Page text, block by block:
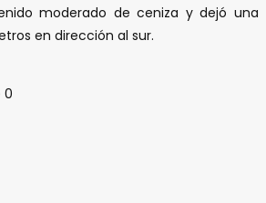
moderado de ceniza y dejó una
en dirección al sur.
0